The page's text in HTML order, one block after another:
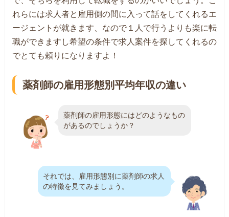
れらには求人者と雇用側の間に入って話をしてくれるエ
ージェントが就きます、なので１人で行うよりも楽に転
職ができますし希望の条件で求人案件を探してくれるの
でとても頼りになりますよ！
薬剤師の雇用形態別平均年収の違い
薬剤師の雇用形態にはどのようなもの
があるのでしょうか？
それでは、雇用形態別に薬剤師の求人
の特徴を見てみましょう。